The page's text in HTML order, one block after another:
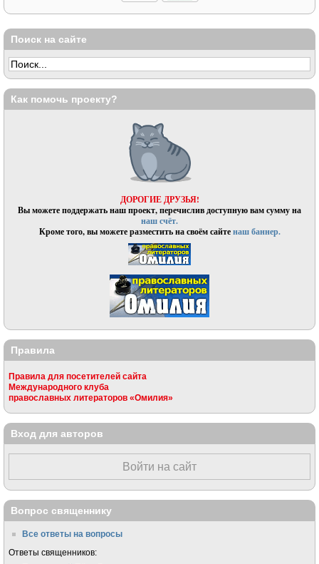
Поиск на сайте
Как помочь проекту?
ДОРОГИЕ ДРУЗЬЯ!
Вы можете поддержать наш проект, перечислив доступную вам сумму на
наш счёт.
Кроме того, вы можете разместить на своём сайтенаш баннер.
Правила
Правила для посетителей сайта
Международного клуба
православных литераторов «Омилия»
Вход для авторов
Войти на сайт
Вопрос священнику
Все ответы на вопросы
Ответы священников: